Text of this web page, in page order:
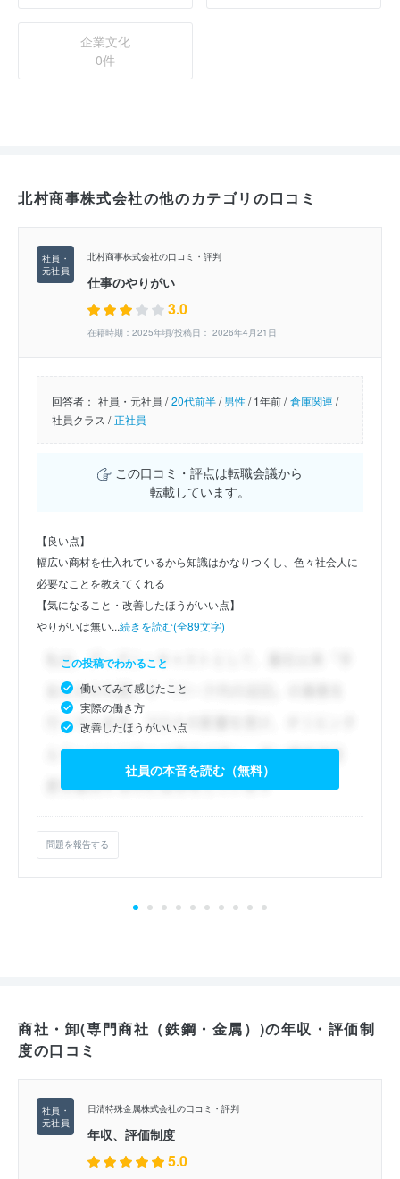
企業文化
0件
北村商事株式会社の他のカテゴリの口コミ
北村商事株式会社の口コミ・評判
仕事のやりがい
3.0
在籍時期：2025年頃/投稿日： 2026年4月21日
回答者： 社員・元社員 / 20代前半/男性/1年前 / 倉庫関連 /
社員クラス / 正社員
この口コミ・評点は転職会議から
転載しています。
【良い点】
幅広い商材を仕入れているから知識はかなりつくし、色々社会人に
必要なことを教えてくれる
【気になること・改善したほうがいい点】
やりがいは無い...続きを読む(全89文字)
この投稿でわかること
働いてみて感じたこと
実際の働き方
改善したほうがいい点
社員の本音を読む（無料）
問題を報告する
商社・卸(専門商社（鉄鋼・金属）)の年収・評価制
度の口コミ
日清特殊金属株式会社の口コミ・評判
年収、評価制度
5.0